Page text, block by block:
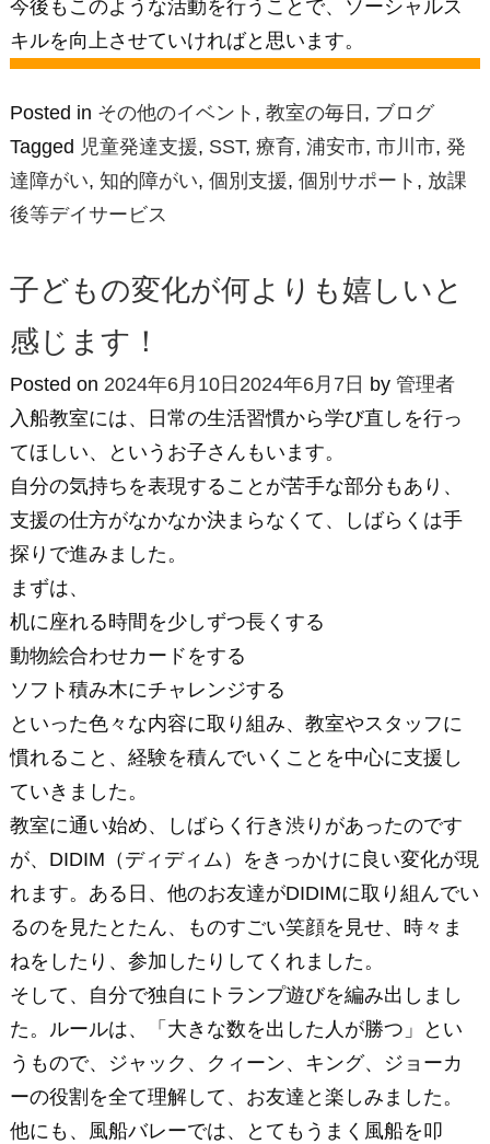
今後もこのような活動を行うことで、ソーシャルス
キルを向上させていければと思います。
Posted in その他のイベント , 教室の毎日 , ブログ
Tagged 児童発達支援, SST, 療育, 浦安市, 市川市, 発
達障がい, 知的障がい, 個別支援, 個別サポート , 放課
後等デイサービス
子どもの変化が何よりも嬉しいと
感じます！
Posted on 2024年6月10日 2024年6月7日 by 管理者
入船教室には、日常の生活習慣から学び直しを行っ
てほしい、というお子さんもいます。
自分の気持ちを表現することが苦手な部分もあり、
支援の仕方がなかなか決まらなくて、しばらくは手
探りで進みました。
まずは、
机に座れる時間を少しずつ長くする
動物絵合わせカードをする
ソフト積み木にチャレンジする
といった色々な内容に取り組み、教室やスタッフに
慣れること、経験を積んでいくことを中心に支援し
ていきました。
教室に通い始め、しばらく行き渋りがあったのです
が、DIDIM（ディディム）をきっかけに良い変化が現
れます。ある日、他のお友達がDIDIMに取り組んでい
るのを見たとたん、ものすごい笑顔を見せ、時々ま
ねをしたり、参加したりしてくれました。
そして、自分で独自にトランプ遊びを編み出しまし
た。ルールは、「大きな数を出した人が勝つ」とい
うもので、ジャック、クィーン、キング、ジョーカ
ーの役割を全て理解して、お友達と楽しみました。
他にも、風船バレーでは、とてもうまく風船を叩